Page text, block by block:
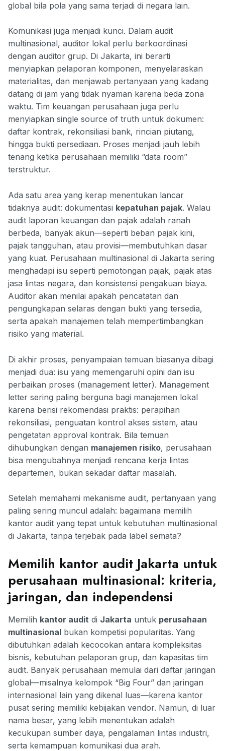
global bila pola yang sama terjadi di negara lain.
Komunikasi juga menjadi kunci. Dalam audit
multinasional, auditor lokal perlu berkoordinasi
dengan auditor grup. Di Jakarta, ini berarti
menyiapkan pelaporan komponen, menyelaraskan
materialitas, dan menjawab pertanyaan yang kadang
datang di jam yang tidak nyaman karena beda zona
waktu. Tim keuangan perusahaan juga perlu
menyiapkan single source of truth untuk dokumen:
daftar kontrak, rekonsiliasi bank, rincian piutang,
hingga bukti persediaan. Proses menjadi jauh lebih
tenang ketika perusahaan memiliki “data room”
terstruktur.
Ada satu area yang kerap menentukan lancar
tidaknya audit: dokumentasi kepatuhan pajak. Walau
audit laporan keuangan dan pajak adalah ranah
berbeda, banyak akun—seperti beban pajak kini,
pajak tangguhan, atau provisi—membutuhkan dasar
yang kuat. Perusahaan multinasional di Jakarta sering
menghadapi isu seperti pemotongan pajak, pajak atas
jasa lintas negara, dan konsistensi pengakuan biaya.
Auditor akan menilai apakah pencatatan dan
pengungkapan selaras dengan bukti yang tersedia,
serta apakah manajemen telah mempertimbangkan
risiko yang material.
Di akhir proses, penyampaian temuan biasanya dibagi
menjadi dua: isu yang memengaruhi opini dan isu
perbaikan proses (management letter). Management
letter sering paling berguna bagi manajemen lokal
karena berisi rekomendasi praktis: perapihan
rekonsiliasi, penguatan kontrol akses sistem, atau
pengetatan approval kontrak. Bila temuan
dihubungkan dengan manajemen risiko, perusahaan
bisa mengubahnya menjadi rencana kerja lintas
departemen, bukan sekadar daftar masalah.
Setelah memahami mekanisme audit, pertanyaan yang
paling sering muncul adalah: bagaimana memilih
kantor audit yang tepat untuk kebutuhan multinasional
di Jakarta, tanpa terjebak pada label semata?
Memilih kantor audit Jakarta untuk
perusahaan multinasional: kriteria,
jaringan, dan independensi
Memilih kantor audit di Jakarta untuk perusahaan
multinasional bukan kompetisi popularitas. Yang
dibutuhkan adalah kecocokan antara kompleksitas
bisnis, kebutuhan pelaporan grup, dan kapasitas tim
audit. Banyak perusahaan memulai dari daftar jaringan
global—misalnya kelompok “Big Four” dan jaringan
internasional lain yang dikenal luas—karena kantor
pusat sering memiliki kebijakan vendor. Namun, di luar
nama besar, yang lebih menentukan adalah
kecukupan sumber daya, pengalaman lintas industri,
serta kemampuan komunikasi dua arah.